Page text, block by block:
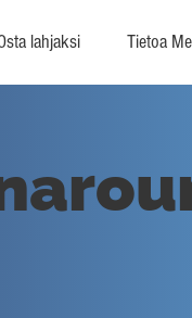
lahjaksi Tietoa